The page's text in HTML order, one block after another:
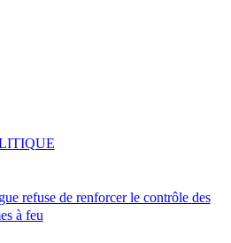
refuse de renforcer le contrôle des
à feu